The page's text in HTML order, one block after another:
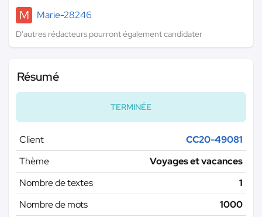
M
Marie-28246
D'autres rédacteurs pourront également candidater
Résumé
TERMINÉE
Client
CC20-49081
Thème
Voyages et vacances
Nombre de textes
1
Nombre de mots
1000